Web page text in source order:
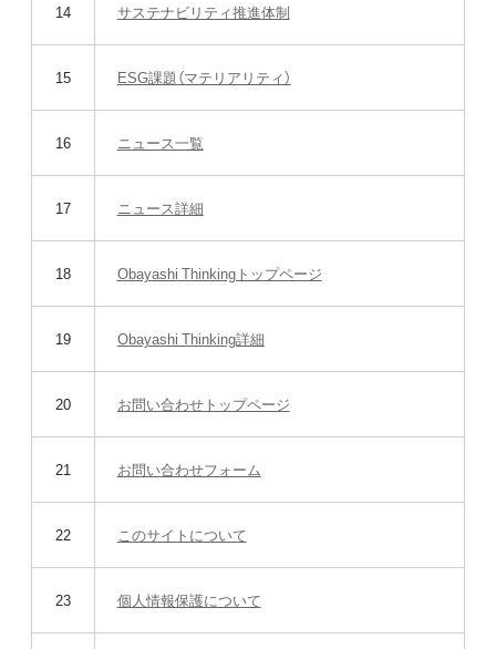
14 サステナビリティ推進体制
15 ESG課題（マテリアリティ）
16 ニュース一覧
17 ニュース詳細
18 Obayashi Thinkingトップページ
19 Obayashi Thinking詳細
20 お問い合わせトップページ
21 お問い合わせフォーム
22 このサイトについて
23 個人情報保護について